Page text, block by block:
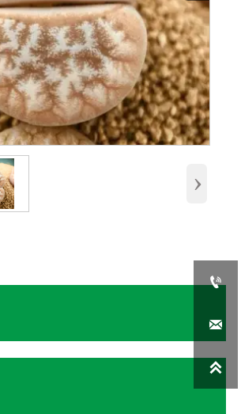
›


